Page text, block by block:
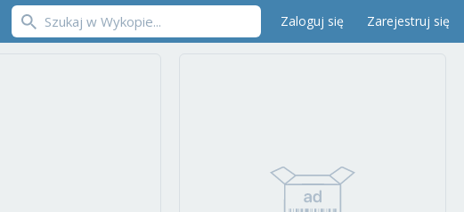
Zaloguj się Zarejestruj się